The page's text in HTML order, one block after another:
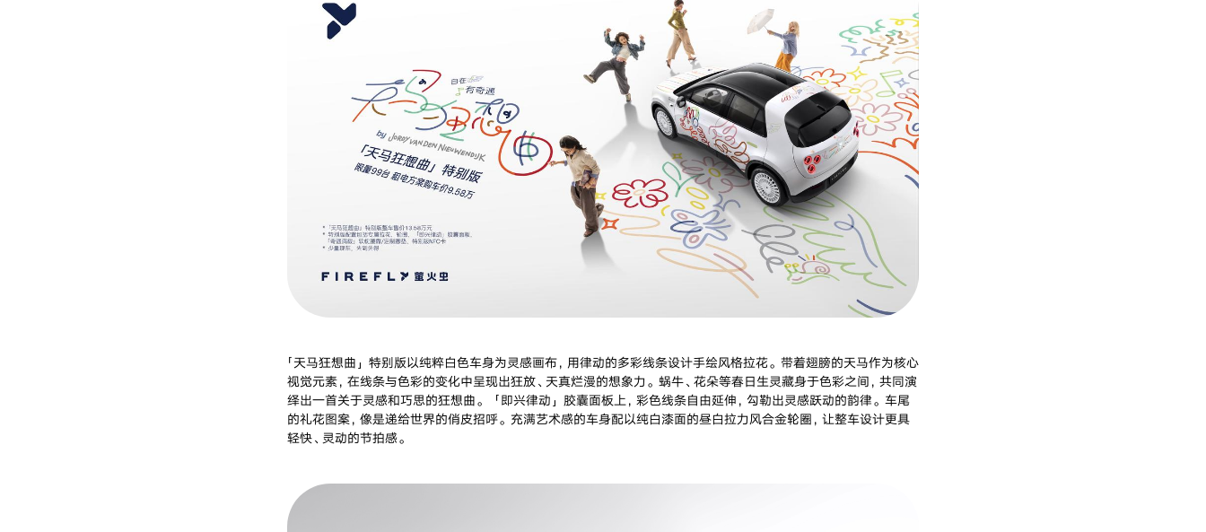
「天马狂想曲」特别版以纯粹白色车身为灵感画布，用律动的多彩线条设计手绘风格拉花。带着翅膀的天马作为核心
视觉元素，在线条与色彩的变化中呈现出狂放、天真烂漫的想象力。蜗牛、花朵等春日生灵藏身于色彩之间，共同演
绎出一首关于灵感和巧思的狂想曲。「即兴律动」胶囊面板上，彩色线条自由延伸，勾勒出灵感跃动的韵律。车尾
的礼花图案，像是递给世界的俏皮招呼。充满艺术感的车身配以纯白漆面的昼白拉力风合金轮圈，让整车设计更具
轻快、灵动的节拍感。